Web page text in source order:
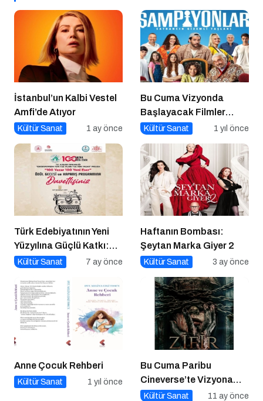
İstanbul’un Kalbi Vestel
Amfi’de Atıyor
Kültür Sanat 1 ay önce
Bu Cuma Vizyonda
Başlayacak Filmler
Açıklandı
Kültür Sanat 1 yıl önce
Türk Edebiyatının Yeni
Yüzyılına Güçlü Katkı:
“100 Yazar 100 Yeni
Gecesi
Kültür Sanat 7 ay önce
Haftanın Bombası:
Şeytan Marka Giyer 2
Kültür Sanat 3 ay önce
Anne Çocuk Rehberi
Kültür Sanat 1 yıl önce
Bu Cuma Paribu
Cineverse’te Vizyona
Girecek Filmler
Kültür Sanat 11 ay önce